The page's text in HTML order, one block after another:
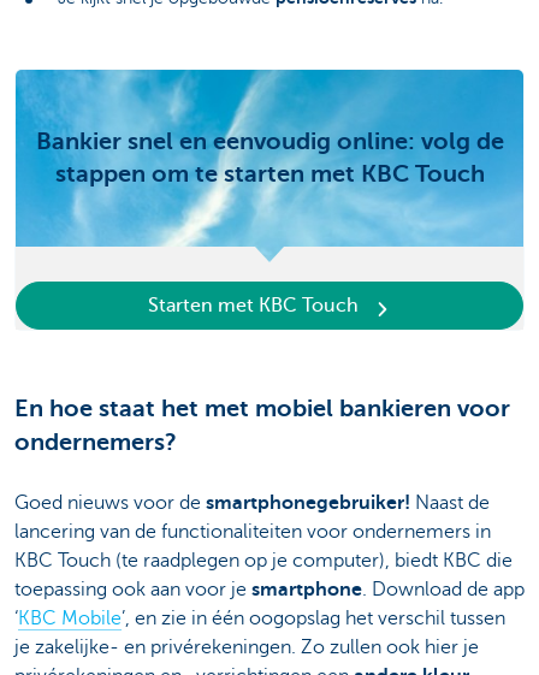
Bankier snel en eenvoudig online: volg de
stappen om te starten met KBC Touch
Starten met KBC Touch
En hoe staat het met mobiel bankieren voor
ondernemers?
Goed nieuws voor de smartphonegebruiker! Naast de
lancering van de functionaliteiten voor ondernemers in
KBC Touch (te raadplegen op je computer), biedt KBC die
toepassing ook aan voor je smartphone. Download de app
‘KBC Mobile’, en zie in één oogopslag het verschil tussen
je zakelijke- en privérekeningen. Zo zullen ook hier je